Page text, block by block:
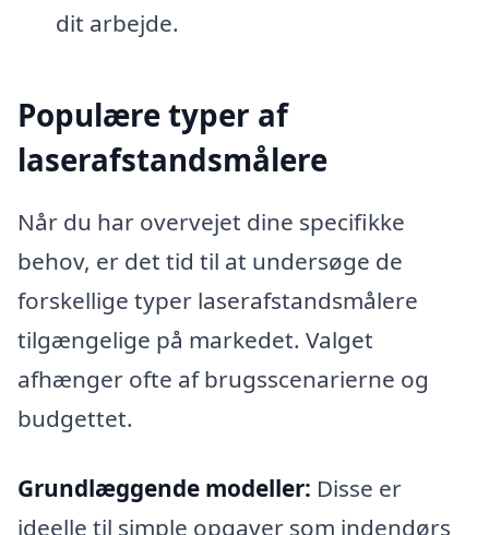
dit arbejde.
Populære typer af
laserafstandsmålere
Når du har overvejet dine specifikke
behov, er det tid til at undersøge de
forskellige typer laserafstandsmålere
tilgængelige på markedet. Valget
afhænger ofte af brugsscenarierne og
budgettet.
Grundlæggende modeller: Disse er
ideelle til simple opgaver som indendørs